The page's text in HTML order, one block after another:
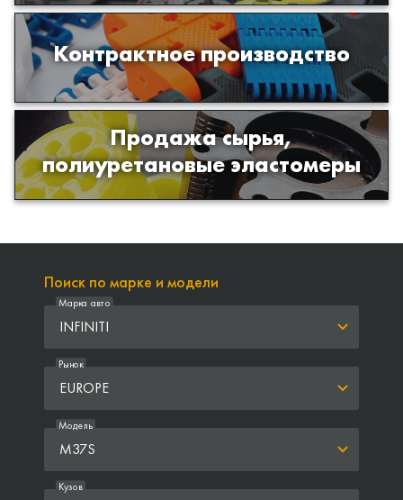
Контрактное производство
Производство изделий из пластиков
и полимеров по образцам либо
чертежам заказчика
Продажа сырья,
полиуретановые эластомеры
Продажа сырья для производства
изделий из полиуретана
Поиск по марке и модели
INFINITI
Марка авто
EUROPE
Рынок
M37S
Модель
Кузов